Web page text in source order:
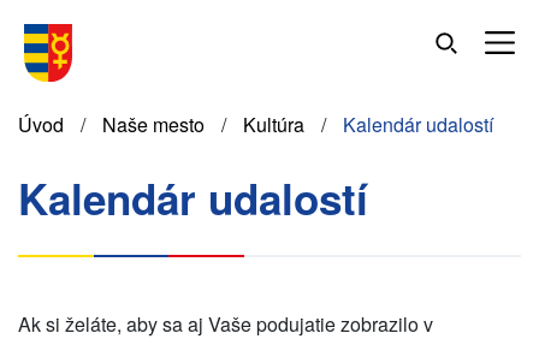
hlavný
Omrvinka
Úvod Naše mesto Kultúra Kalendár udalostí
Kalendár udalostí
Ak si želáte, aby sa aj Vaše podujatie zobrazilo v